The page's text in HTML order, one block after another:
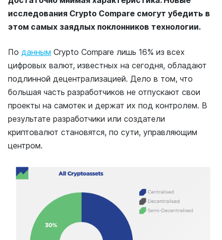
исследования Crypto Compare смогут убедить в
этом самых заядлых поклонников технологии.
По данным Crypto Compare лишь 16% из всех
цифровых валют, известных на сегодня, обладают
подлинной децентрализацией. Дело в том, что
большая часть разработчиков не отпускают свои
проекты на самотек и держат их под контролем. В
результате разработчики или создатели
криптовалют становятся, по сути, управляющим
центром.